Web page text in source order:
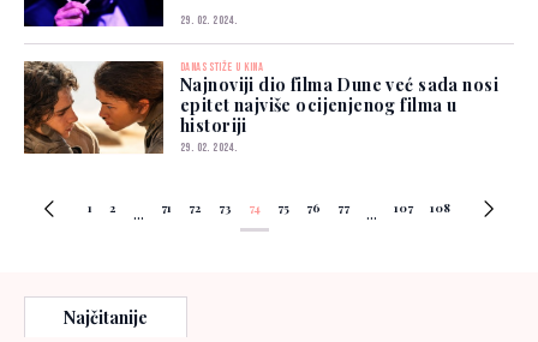
29. 02. 2024.
DANAS STIŽE U KINA
Najnoviji dio filma Dune već sada nosi
epitet najviše ocijenjenog filma u
historiji
29. 02. 2024.
1 2 ... 71 72 73 74 75 76 77 ... 107 108
Najčitanije